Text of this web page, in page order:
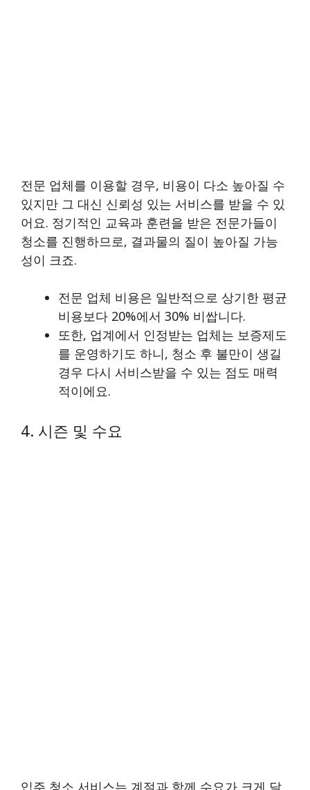
전문 업체를 이용할 경우, 비용이 다소 높아질 수
있지만 그 대신 신뢰성 있는 서비스를 받을 수 있
어요. 정기적인 교육과 훈련을 받은 전문가들이
청소를 진행하므로, 결과물의 질이 높아질 가능
성이 크죠.
전문 업체 비용은 일반적으로 상기한 평균
비용보다 20%에서 30% 비쌉니다.
또한, 업계에서 인정받는 업체는 보증제도
를 운영하기도 하니, 청소 후 불만이 생길
경우 다시 서비스받을 수 있는 점도 매력
적이에요.
4. 시즌 및 수요
입주 청소 서비스는 계절과 함께 수요가 크게 달